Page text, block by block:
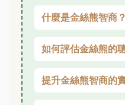
什麼是金絲熊智商
如何評估金絲熊的
提升金絲熊智商的